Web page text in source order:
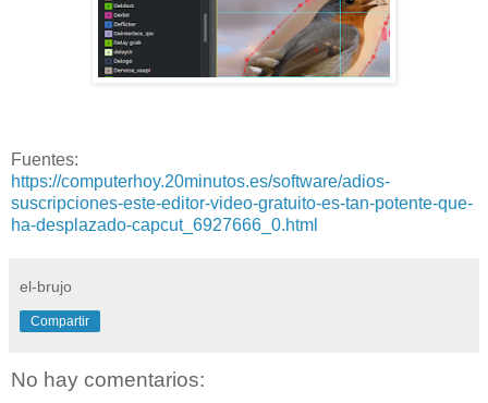
Fuentes:
https://computerhoy.20minutos.es/software/adios-
suscripciones-este-editor-video-gratuito-es-tan-potente-que-
ha-desplazado-capcut_6927666_0.html
el-brujo
Compartir
No hay comentarios: